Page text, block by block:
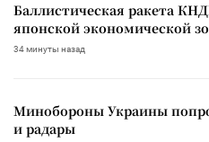
Баллистическая ракета
японской экономической
34 минуты назад
Минобороны Украины
и радары